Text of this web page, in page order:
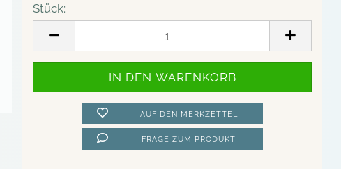
Stück:
Stück
AUF DEN MERKZETTEL
FRAGE ZUM PRODUKT